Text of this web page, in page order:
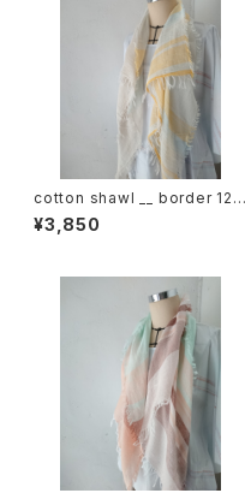
cotton shawl __ border 120
蒲公英w
¥3,850